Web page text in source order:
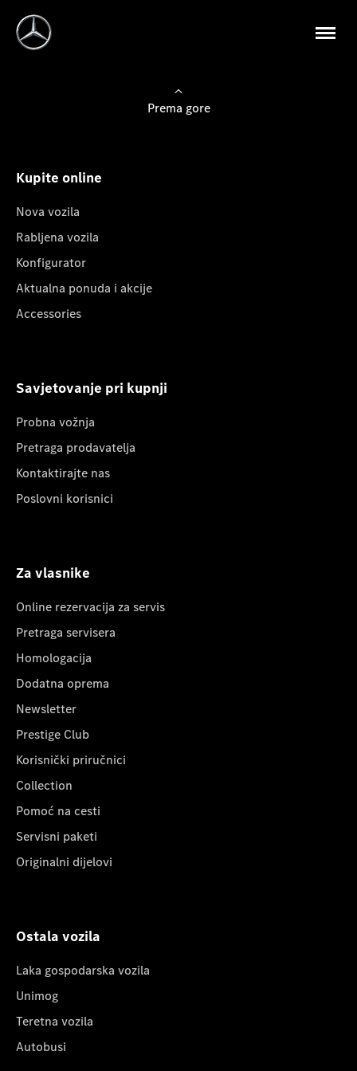
Prema gore
Kupite online
Nova vozila
Rabljena vozila
Konfigurator
Aktualna ponuda i akcije
Accessories
Savjetovanje pri kupnji
Probna vožnja
Pretraga prodavatelja
Kontaktirajte nas
Poslovni korisnici
Za vlasnike
Online rezervacija za servis
Pretraga servisera
Homologacija
Dodatna oprema
Newsletter
Prestige Club
Korisnički priručnici
Collection
Pomoć na cesti
Servisni paketi
Originalni dijelovi
Ostala vozila
Laka gospodarska vozila
Unimog
Teretna vozila
Autobusi